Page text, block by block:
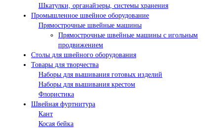
Шкатулки, органайзеры, системы хранения
Промышленное швейное оборудование
Прямострочные швейные машины
Прямострочные швейные машины с игольным
продвижением
Столы для швейного оборудования
Товары для творчества
Наборы для вышивания готовых изделий
Наборы для вышивания крестом
Флористика
Швейная фуртнитура
Кант
Косая бейка